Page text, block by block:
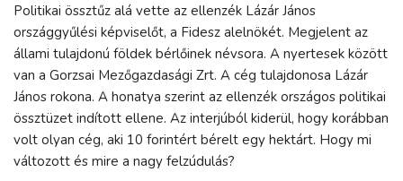
Politikai össztűz alá vette az ellenzék Lázár János
országgyűlési képviselőt, a Fidesz alelnökét. Megjelent az
állami tulajdonú földek bérlőinek névsora. A nyertesek között
van a Gorzsai Mezőgazdasági Zrt. A cég tulajdonosa Lázár
János rokona. A honatya szerint az ellenzék országos politikai
össztüzet indított ellene. Az interjúból kiderül, hogy korábban
volt olyan cég, aki 10 forintért bérelt egy hektárt. Hogy mi
változott és mire a nagy felzúdulás?